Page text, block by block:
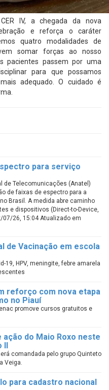
IV, a chegada da nova
e reforça o caráter
quatro modalidades de
somar forças ao nosso
pacientes passem por uma
para que possamos
adequado. O cuidado é
para serviço
de Telecomunicações (Anatel)
de faixas de espectro para a
Brasil. A medida abre caminho
e dispositivos (Direct-to-Device,
07/26, 15:04 Atualizado em
de Vacinação em escola
19, HPV, meningite, febre amarela
reforço com nova etapa
no Piauí
promove cursos gratuitos e
do Maio Roxo neste
II
comandada pelo grupo Quinteto
Veiga.
para cadastro nacional